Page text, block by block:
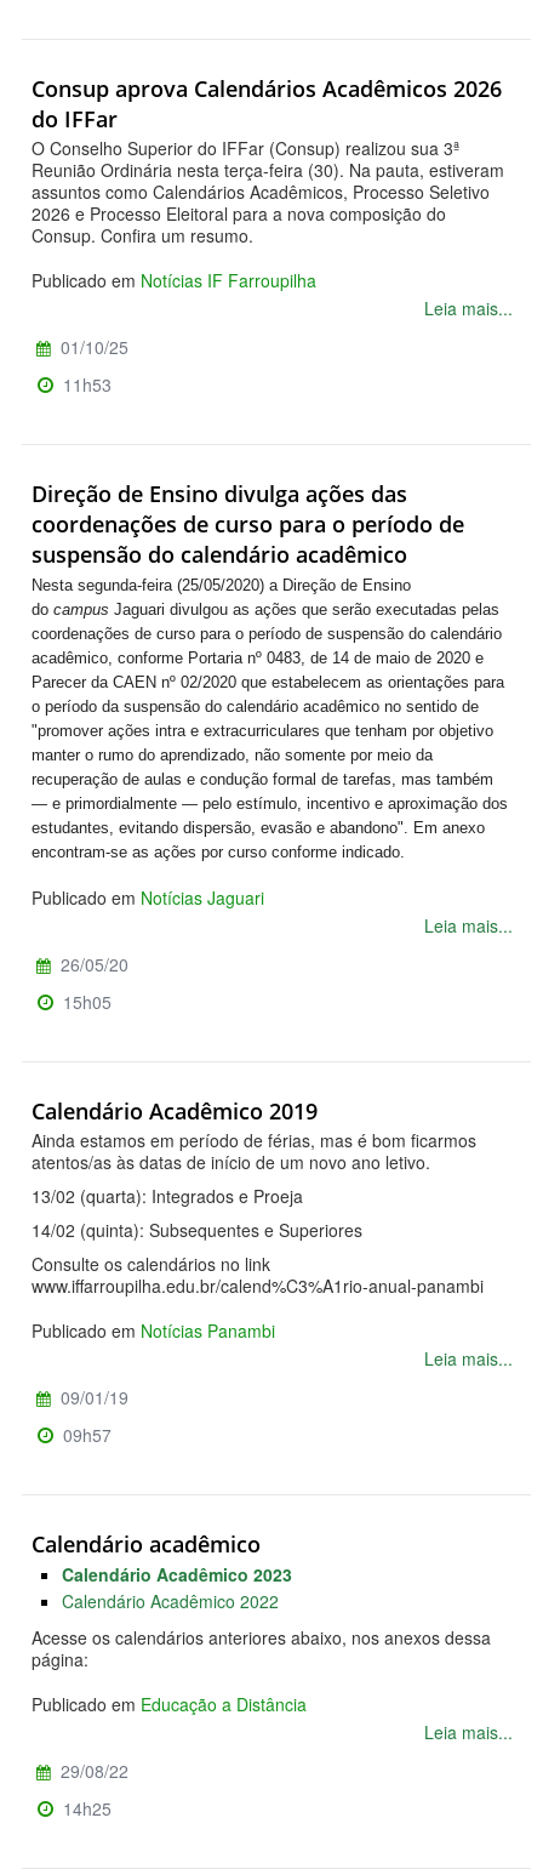
Consup aprova Calendários Acadêmicos 2026
do IFFar
O Conselho Superior do IFFar (Consup) realizou sua 3ª
Reunião Ordinária nesta terça-feira (30). Na pauta, estiveram
assuntos como Calendários Acadêmicos, Processo Seletivo
2026 e Processo Eleitoral para a nova composição do
Consup. Confira um resumo.
Publicado em Notícias IF Farroupilha
Leia mais...
01/10/25
11h53
Direção de Ensino divulga ações das
coordenações de curso para o período de
suspensão do calendário acadêmico
Nesta segunda-feira (25/05/2020) a Direção de Ensino
do campus Jaguari divulgou as ações que serão executadas pelas
coordenações de curso para o período de suspensão do calendário
acadêmico, conforme Portaria nº 0483, de 14 de maio de 2020 e
Parecer da CAEN nº 02/2020 que estabelecem as orientações para
o período da suspensão do calendário acadêmico no sentido de
"promover ações intra e extracurriculares que tenham por objetivo
manter o rumo do aprendizado, não somente por meio da
recuperação de aulas e condução formal de tarefas, mas também
— e primordialmente — pelo estímulo, incentivo e aproximação dos
estudantes, evitando dispersão, evasão e abandono". Em anexo
encontram-se as ações por curso conforme indicado.
Publicado em Notícias Jaguari
Leia mais...
26/05/20
15h05
Calendário Acadêmico 2019
Ainda estamos em período de férias, mas é bom ficarmos
atentos/as às datas de início de um novo ano letivo.
13/02 (quarta): Integrados e Proeja
14/02 (quinta): Subsequentes e Superiores
Consulte os calendários no link
www.iffarroupilha.edu.br/calend%C3%A1rio-anual-panambi
Publicado em Notícias Panambi
Leia mais...
09/01/19
09h57
Calendário acadêmico
Calendário Acadêmico 2023
Calendário Acadêmico 2022
Acesse os calendários anteriores abaixo, nos anexos dessa
página:
Publicado em Educação a Distância
Leia mais...
29/08/22
14h25